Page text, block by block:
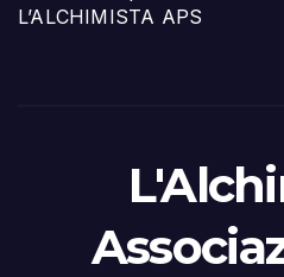
L’ALCHIMISTA APS